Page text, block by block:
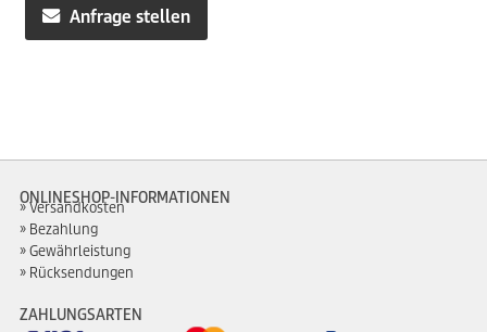
war:
364,99€
ist:
319,00€.
Anfrage stellen
ONLINESHOP-INFORMATIONEN
Versandkosten
Bezahlung
Gewährleistung
Rücksendungen
ZAHLUNGSARTEN